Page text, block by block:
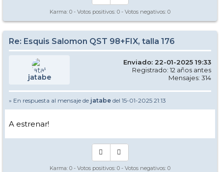
Karma: 0 - Votos positivos: 0 - Votos negativos: 0
Re: Esquis Salomon QST 98+FIX, talla 176
jatabe
Enviado: 22-01-2025 19:33
Registrado: 12 años antes
Mensajes: 314
» En respuesta al mensaje de jatabe del 15-01-2025 21:13
A estrenar!
Karma: 0 - Votos positivos: 0 - Votos negativos: 0